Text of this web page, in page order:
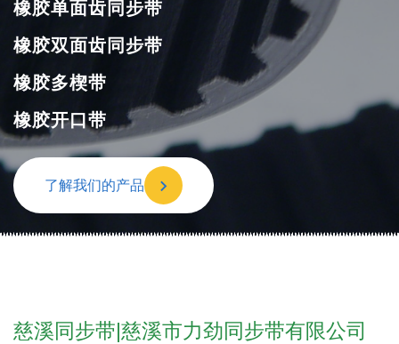
橡胶单面齿同步带
橡胶双面齿同步带
橡胶多楔带
橡胶开口带
了解我们的产品
慈溪同步带|慈溪市力劲同步带有限公司